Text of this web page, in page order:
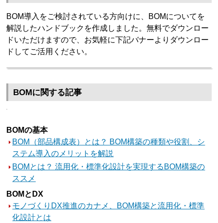
BOM導入をご検討されている方向けに、BOMについてを
解説したハンドブックを作成しました。無料でダウンロー
ドいただけますので、お気軽に下記バナーよりダウンロー
ドしてご活用ください。
BOMに関する記事
BOMの基本
BOM（部品構成表）とは？ BOM構築の種類や役割、シ
ステム導入のメリットを解説
BOMとは？ 流用化・標準化設計を実現するBOM構築の
ススメ
BOMとDX
モノづくりDX推進のカナメ、BOM構築と流用化・標準
化設計とは